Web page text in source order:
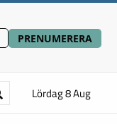
PRENUMERERA
Lördag 8 Aug